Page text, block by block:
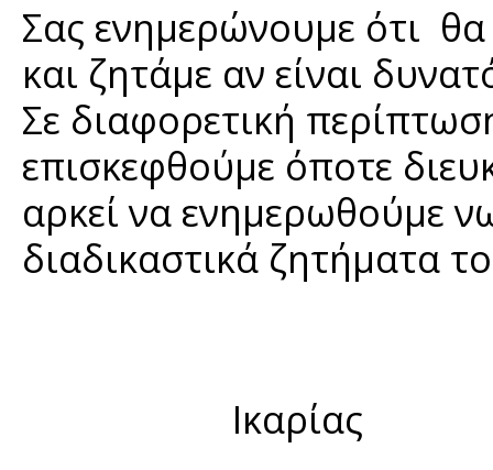
Σας ενημερώνουμε ότι
και ζητάμε αν είναι
Σε διαφορετική
επισκεφθούμε όποτε
αρκεί να ενημερωθούμε
διαδικαστικά ζητήματα